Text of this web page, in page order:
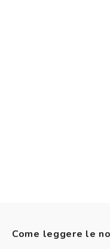
Come leggere le